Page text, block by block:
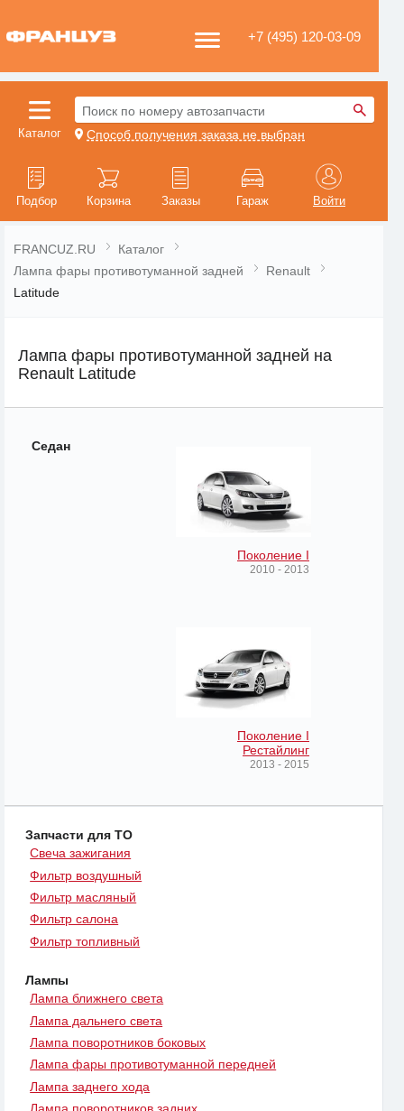
+7 (495) 120-03-09
Каталог
Поиск по номеру автозапчасти
Способ получения заказа не выбран
Подбор Корзина Заказы Гараж Войти
FRANCUZ.RU
Каталог
Лампа фары противотуманной задней
Renault
Latitude
Лампа фары противотуманной задней на
Renault Latitude
Седан
Поколение I
2010 - 2013
Поколение I
Рестайлинг
2013 - 2015
Запчасти для ТО
Свеча зажигания
Фильтр воздушный
Фильтр масляный
Фильтр салона
Фильтр топливный
Лампы
Лампа ближнего света
Лампа дальнего света
Лампа поворотников боковых
Лампа фары противотуманной передней
Лампа заднего хода